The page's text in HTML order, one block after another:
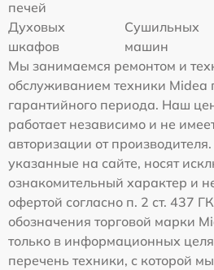
печей
Духовых
шкафов
Сушильных
машин
Мы занимаемся ремонтом и
обслуживанием техники Midea
гарантийного периода. Наш
работает независимо и не
авторизации от
указанные на сайте, носят
ознакомительный характер и
офертой согласно п. 2 ст. 437
обозначения торговой марки
только в информационных
перечень техники, с которой